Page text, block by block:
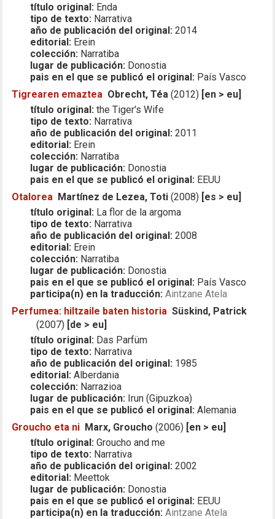
título original: Enda
tipo de texto: Narrativa
año de publicación del original: 2014
editorial: Erein
colección: Narratiba
lugar de publicación: Donostia
pais en el que se publicó el original: País Vasco
Tigrearen emaztea Obrecht, Téa (2012) [en > eu]
título original: the Tiger's Wife
tipo de texto: Narrativa
año de publicación del original: 2011
editorial: Erein
colección: Narratiba
lugar de publicación: Donostia
pais en el que se publicó el original: EEUU
Otalorea Martínez de Lezea, Toti (2008) [es > eu]
título original: La flor de la argoma
tipo de texto: Narrativa
año de publicación del original: 2008
editorial: Erein
colección: Narratiba
lugar de publicación: Donostia
pais en el que se publicó el original: País Vasco
participa(n) en la traducción: Aintzane Atela
Perfumea: hiltzaile baten historia Süskind, Patrick
(2007) [de > eu]
título original: Das Parfüm
tipo de texto: Narrativa
año de publicación del original: 1985
editorial: Alberdania
colección: Narrazioa
lugar de publicación: Irun (Gipuzkoa)
pais en el que se publicó el original: Alemania
Groucho eta ni Marx, Groucho (2006) [en > eu]
título original: Groucho and me
tipo de texto: Narrativa
año de publicación del original: 2002
editorial: Meettok
lugar de publicación: Donostia
pais en el que se publicó el original: EEUU
participa(n) en la traducción: Aintzane Atela